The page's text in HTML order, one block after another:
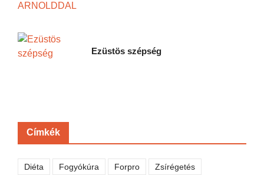
Ezüstös szépség
Címkék
Diéta Fogyókúra Forpro Zsírégetés